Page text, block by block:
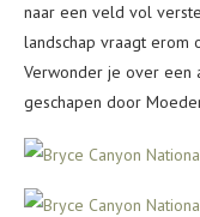
naar een veld vol
landschap vraagt erom
Verwonder je over een
geschapen door